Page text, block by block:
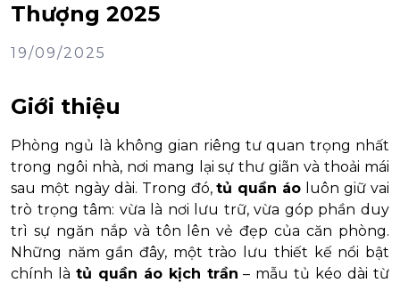
Thượng 2025
19/09/2025
Giới thiệu
Phòng ngủ là không gian riêng tư quan trọng nhất
trong ngôi nhà, nơi mang lại sự thư giãn và thoải mái
sau một ngày dài. Trong đó,tủ quần áo luôn giữ vai
trò trọng tâm: vừa là nơi lưu trữ, vừa góp phần duy
trì sự ngăn nắp và tôn lên vẻ đẹp của căn phòng.
Những năm gần đây, một trào lưu thiết kế nổi bật
chính là tủ quần áo kịch trần – mẫu tủ kéo dài từ